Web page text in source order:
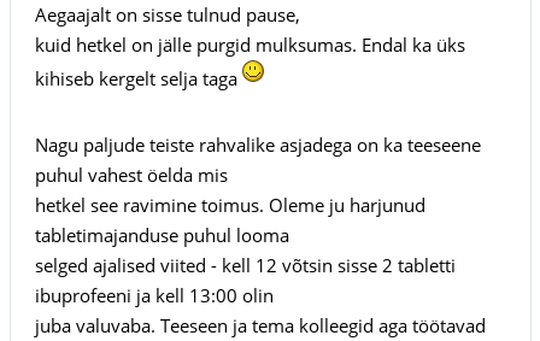
Aegaajalt on sisse tulnud pause,
kuid hetkel on jälle purgid mulksumas. Endal ka üks
kihiseb kergelt selja taga
Nagu paljude teiste rahvalike asjadega on ka teeseene
puhul vahest öelda mis
hetkel see ravimine toimus. Oleme ju harjunud
tabletimajanduse puhul looma
selged ajalised viited - kell 12 võtsin sisse 2 tabletti
ibuprofeeni ja kell 13:00 olin
juba valuvaba. Teeseen ja tema kolleegid aga töötavad